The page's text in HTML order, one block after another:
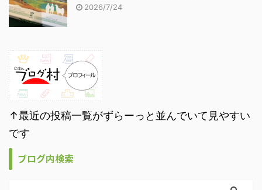
2026/7/24
↑最近の投稿一覧がずらーっと並んでいて見やすい
です
ブログ内検索